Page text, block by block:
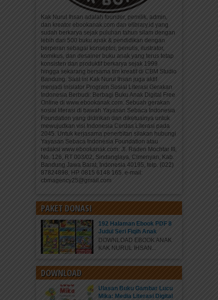
Kak Nurul Ihsan adalah founder, pemilik, admin,
dan kreator ebookanak.com dan elibrary.id yang
sudah berkarya sejak puluhan tahun silam dengan
lebih dari 500 buku anak & pendidikan dengan
berperan sebagai konseptor, penulis, ilustrator,
komikus, dan desainer buku anak yang terus tetap
konsisten dan produktif berkarya sejak 1999
hingga sekarang bersama tim kreatif di CBM Studio
Bandung. Saat ini Kak Nurul Ihsan juga aktif
menjadi inisiator Program Sosial Literasi Gerakan
Indonesia Berbudi: Berbagi Buku Anak Digital Free
Online di www.ebookanak.com. Sebuah gerakan
sosial literasi di bawah Yayasan Sebaca Indonesia
Foundation yang didirikan dan diketuainya untuk
mewujudkan visi Indonesia Cerdas Literasi pada
2045. Untuk kerjasama penerbitan silakan hubungi
Yayasan Sebaca Indonesia Foundation atau
redaksi www.ebookanak.com: Jl. Raden Mochtar III,
No. 126, RT 003/02, Sindanglaya, Cimenyan, Kab.
Bandung Jawa Barat, Indonesia 40195, telp. (022)
87824898, HP. 0815 6148 165. e-mail:
cbmagency25@gmail.com
PAKET DONASI
192 Halaman Ebook PDF 8
Judul Seri Fiqih Anak
DOWNLOAD EBOOK ANAK
KAK NURUL IHSAN...
DOWNLOAD
Ulasan Buku Gambar Lucu
Mika: Media Literasi Digital